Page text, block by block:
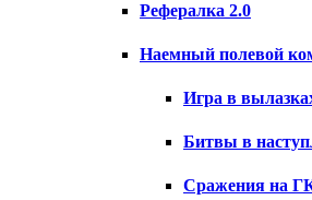
Рефералка 2.0
Наемный полевой
Игра в
Битвы в
Сражения на